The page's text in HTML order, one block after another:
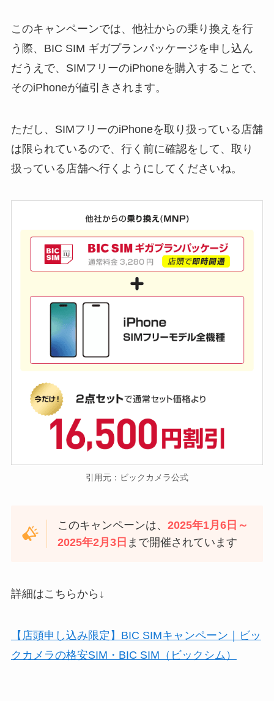
このキャンペーンでは、他社からの乗り換えを行
う際、BIC SIM ギガプランパッケージを申し込ん
だうえで、SIMフリーのiPhoneを購入することで、
そのiPhoneが値引きされます。
ただし、SIMフリーのiPhoneを取り扱っている店舗
は限られているので、行く前に確認をして、取り
扱っている店舗へ行くようにしてくださいね。
引用元：ビックカメラ公式
このキャンペーンは、2025年1月6日～
2025年2月3日 まで開催されています
詳細はこちらから↓
【店頭申し込み限定】BIC SIMキャンペーン｜ビッ
クカメラの格安SIM・BIC SIM（ビックシム）